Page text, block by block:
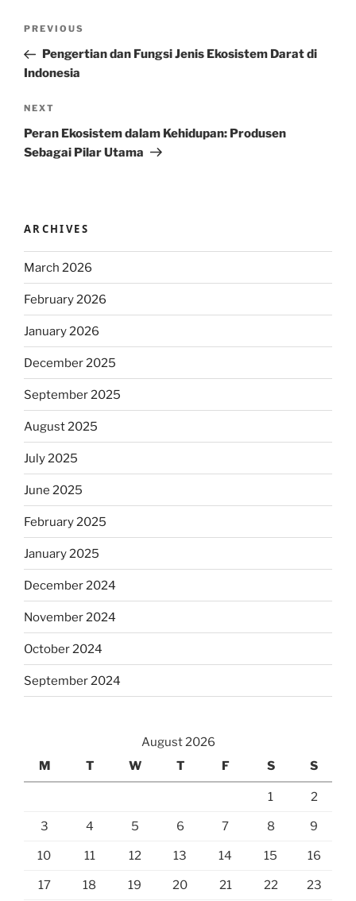
Previous
Post
PREVIOUS
Pengertian dan Fungsi Jenis Ekosistem Darat di
Indonesia
Next
Post
NEXT
Peran Ekosistem dalam Kehidupan: Produsen
Sebagai Pilar Utama
ARCHIVES
March 2026
February 2026
January 2026
December 2025
September 2025
August 2025
July 2025
June 2025
February 2025
January 2025
December 2024
November 2024
October 2024
September 2024
August 2026
M
T W T F S S
1 2
3 4 5 6 7 8 9
10 11 12 13 14 15 16
17 18 19 20 21 22 23